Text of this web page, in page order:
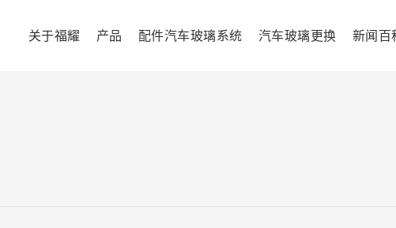
关于福耀 产品 配件汽车玻璃系统 汽车玻璃更换 新闻百